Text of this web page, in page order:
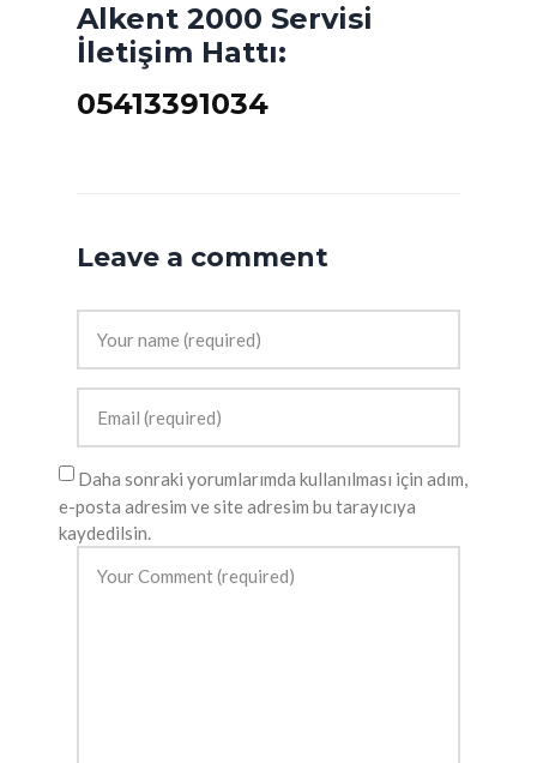
Alkent 2000 Servisi
İletişim Hattı:
05413391034
Leave a comment
Daha sonraki yorumlarımda kullanılması için adım,
e-posta adresim ve site adresim bu tarayıcıya
kaydedilsin.